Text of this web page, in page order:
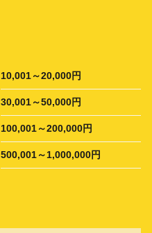
10,001～20,000円
30,001～50,000円
100,001～200,000円
500,001～1,000,000円